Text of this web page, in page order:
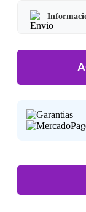
Tipo de
Tiempo
Consulta nuestra